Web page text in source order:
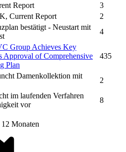
Report
3
Current Report
2
bestätigt - Neustart mit
4
Group Achieves Key
Approval of Comprehensive
Plan
435
Damenkollektion mit
2
im laufenden Verfahren
vor
8
Monaten